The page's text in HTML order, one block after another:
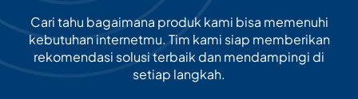
Cari tahu bagaimana produk kami bisa memenuhi
kebutuhan internetmu. Tim kami siap memberikan
rekomendasi solusi terbaik dan mendampingi di
setiap langkah.